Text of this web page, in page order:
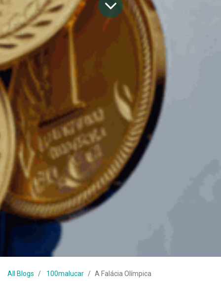
All Blogs 100malucar A Falácia Olímpica